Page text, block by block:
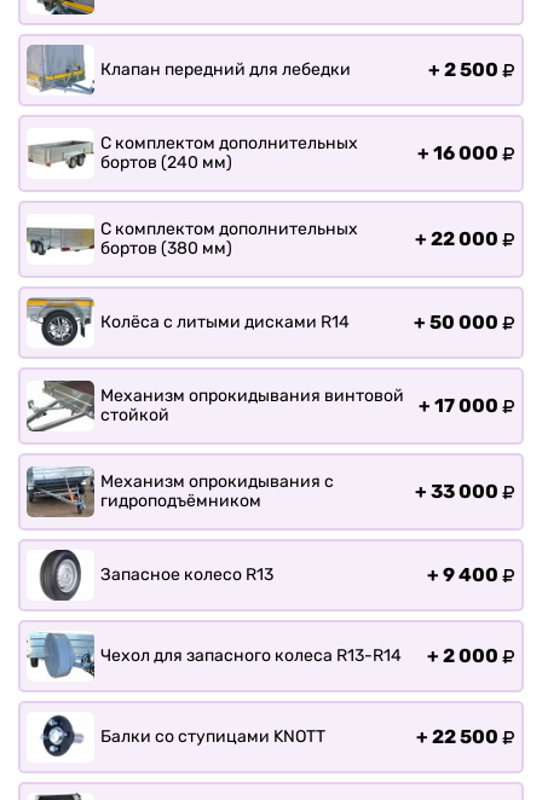
Клапан передний для лебедки + 2 500
С комплектом дополнительных
бортов (240 мм)
+ 16 000
С комплектом дополнительных
бортов (380 мм)
+ 22 000
Колёса с литыми дисками R14 + 50 000
Механизм опрокидывания винтовой
стойкой
+ 17 000
Механизм опрокидывания с
гидроподъёмником
+ 33 000
Запасное колесо R13 + 9 400
Чехол для запасного колеса R13-R14 + 2 000
Балки со ступицами KNOTT + 22 500